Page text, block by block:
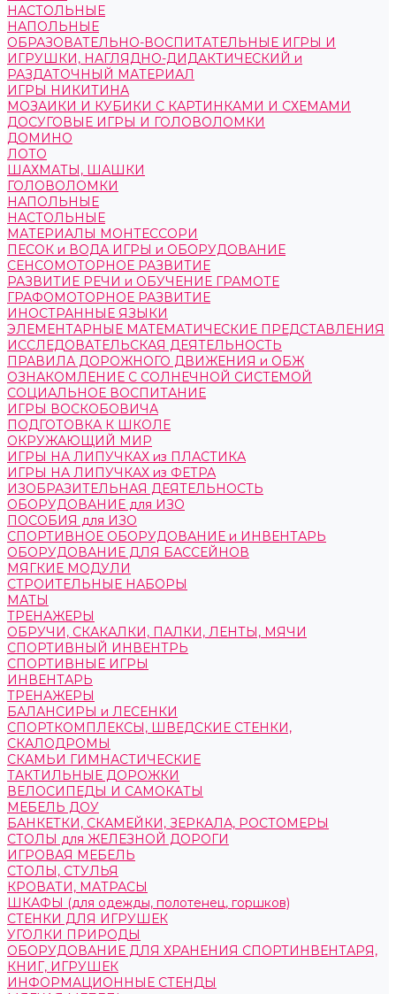
НАСТОЛЬНЫЕ
НАПОЛЬНЫЕ
ОБРАЗОВАТЕЛЬНО-ВОСПИТАТЕЛЬНЫЕ ИГРЫ И
ИГРУШКИ, НАГЛЯДНО-ДИДАКТИЧЕСКИЙ и
РАЗДАТОЧНЫЙ МАТЕРИАЛ
ИГРЫ НИКИТИНА
МОЗАИКИ И КУБИКИ С КАРТИНКАМИ И СХЕМАМИ
ДОСУГОВЫЕ ИГРЫ И ГОЛОВОЛОМКИ
ДОМИНО
ЛОТО
ШАХМАТЫ, ШАШКИ
ГОЛОВОЛОМКИ
НАПОЛЬНЫЕ
НАСТОЛЬНЫЕ
МАТЕРИАЛЫ МОНТЕССОРИ
ПЕСОК и ВОДА ИГРЫ и ОБОРУДОВАНИЕ
СЕНСОМОТОРНОЕ РАЗВИТИЕ
РАЗВИТИЕ РЕЧИ и ОБУЧЕНИЕ ГРАМОТЕ
ГРАФОМОТОРНОЕ РАЗВИТИЕ
ИНОСТРАННЫЕ ЯЗЫКИ
ЭЛЕМЕНТАРНЫЕ МАТЕМАТИЧЕСКИЕ ПРЕДСТАВЛЕНИЯ
ИССЛЕДОВАТЕЛЬСКАЯ ДЕЯТЕЛЬНОСТЬ
ПРАВИЛА ДОРОЖНОГО ДВИЖЕНИЯ и ОБЖ
ОЗНАКОМЛЕНИЕ С СОЛНЕЧНОЙ СИСТЕМОЙ
СОЦИАЛЬНОЕ ВОСПИТАНИЕ
ИГРЫ ВОСКОБОВИЧА
ПОДГОТОВКА К ШКОЛЕ
ОКРУЖАЮЩИЙ МИР
ИГРЫ НА ЛИПУЧКАХ из ПЛАСТИКА
ИГРЫ НА ЛИПУЧКАХ из ФЕТРА
ИЗОБРАЗИТЕЛЬНАЯ ДЕЯТЕЛЬНОСТЬ
ОБОРУДОВАНИЕ для ИЗО
ПОСОБИЯ для ИЗО
СПОРТИВНОЕ ОБОРУДОВАНИЕ и ИНВЕНТАРЬ
ОБОРУДОВАНИЕ ДЛЯ БАССЕЙНОВ
МЯГКИЕ МОДУЛИ
СТРОИТЕЛЬНЫЕ НАБОРЫ
МАТЫ
ТРЕНАЖЕРЫ
ОБРУЧИ, СКАКАЛКИ, ПАЛКИ, ЛЕНТЫ, МЯЧИ
СПОРТИВНЫЙ ИНВЕНТРЬ
СПОРТИВНЫЕ ИГРЫ
ИНВЕНТАРЬ
ТРЕНАЖЕРЫ
БАЛАНСИРЫ и ЛЕСЕНКИ
СПОРТКОМПЛЕКСЫ, ШВЕДСКИЕ СТЕНКИ,
СКАЛОДРОМЫ
СКАМЬИ ГИМНАСТИЧЕСКИЕ
ТАКТИЛЬНЫЕ ДОРОЖКИ
ВЕЛОСИПЕДЫ И САМОКАТЫ
МЕБЕЛЬ ДОУ
БАНКЕТКИ, СКАМЕЙКИ, ЗЕРКАЛА, РОСТОМЕРЫ
СТОЛЫ для ЖЕЛЕЗНОЙ ДОРОГИ
ИГРОВАЯ МЕБЕЛЬ
СТОЛЫ, СТУЛЬЯ
КРОВАТИ, МАТРАСЫ
ШКАФЫ (для одежды, полотенец, горшков)
СТЕНКИ ДЛЯ ИГРУШЕК
УГОЛКИ ПРИРОДЫ
ОБОРУДОВАНИЕ ДЛЯ ХРАНЕНИЯ СПОРТИНВЕНТАРЯ,
КНИГ, ИГРУШЕК
ИНФОРМАЦИОННЫЕ СТЕНДЫ